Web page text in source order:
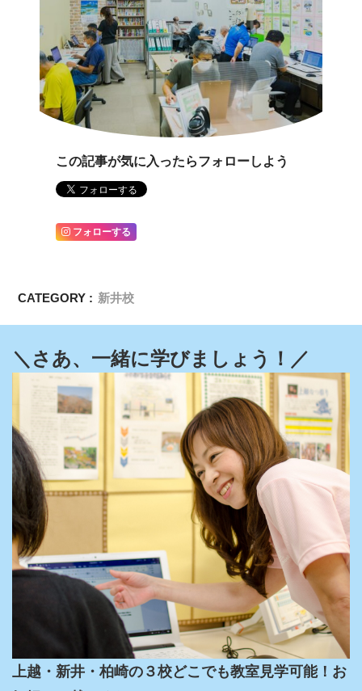
この記事が気に入ったらフォローしよう
フォローする
CATEGORY : 新井校
＼さあ、一緒に学びましょう！／
上越・新井・柏崎の３校どこでも教室見学可能！お